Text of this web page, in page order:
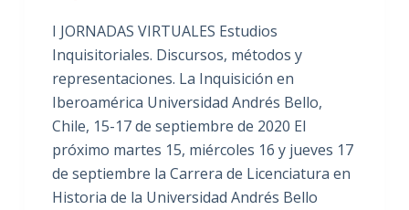
I JORNADAS VIRTUALES Estudios
Inquisitoriales. Discursos, métodos y
representaciones. La Inquisición en
Iberoamérica Universidad Andrés Bello,
Chile, 15-17 de septiembre de 2020 El
próximo martes 15, miércoles 16 y jueves 17
de septiembre la Carrera de Licenciatura en
Historia de la Universidad Andrés Bello